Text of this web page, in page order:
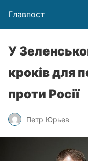
Главпост
У
кроків для
проти Росії
Петр Юрьев